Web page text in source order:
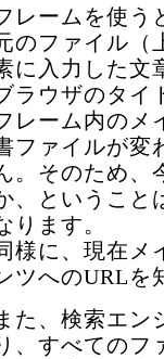
レームを使う
のファイル（
に入力した文
ラウザのタイ
レーム内のメ
ファイルが変
。そのため、
、ということ
ります。
様に、現在メ
ツへのURLを
た、検索エン
、すべてのフ